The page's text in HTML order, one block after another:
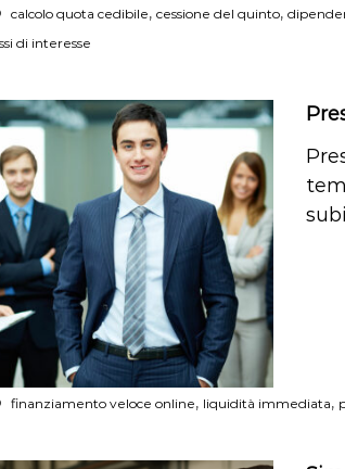
calcolo quota cedibile, cessione del quinto,
di interesse
finanziamento veloce online, liquidità immediata,